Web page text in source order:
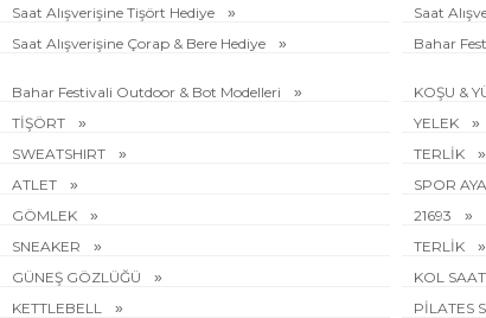
Saat Alışverişine Tişört Hediye
Saat
Saat Alışverişine Çorap & Bere Hediye
Bahar
Bahar Festivali Outdoor & Bot Modelleri
KOŞU &
TİŞÖRT
YELEK
SWEATSHIRT
TERLİK
ATLET
SPOR
GÖMLEK
21693
SNEAKER
TERLİK
GÜNEŞ GÖZLÜĞÜ
KOL
KETTLEBELL
PİLATES